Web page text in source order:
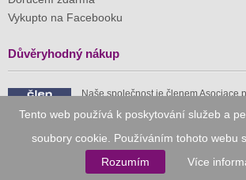
Tento web používá k poskytování služeb a
soubory cookie. Používáním tohoto webu
Rozumím
Více
Vykupto na Facebooku
Důvěryhodný nákup
Naše společnost je členem Asociace